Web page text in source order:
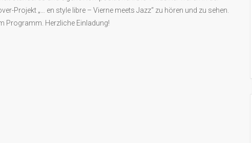
Projekt „… en style libre – Vierne meets Jazz“ zu hören und zu sehen.
Programm. Herzliche Einladung!